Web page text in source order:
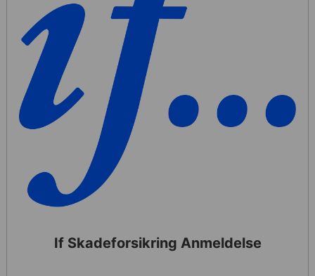
If Skadeforsikring Anmeldelse